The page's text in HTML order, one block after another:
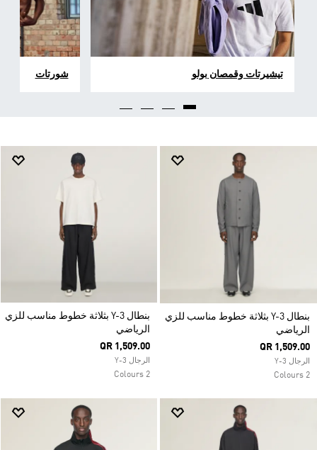
تيشيرتات وقمصان بولو شورتات
بنطال Y-3 بثلاثة خطوط مناسب للزي
الرياضي
QR 1,509.00
الرجال Y-3
2 Colours
بنطال Y-3 بثلاثة خطوط مناسب للزي
الرياضي
QR 1,509.00
الرجال Y-3
2 Colours